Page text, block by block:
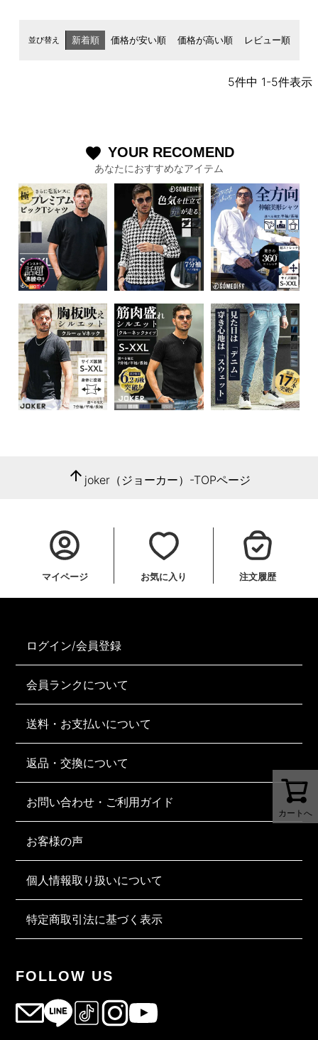
並び替え 新着順 価格が安い順 価格が高い順 レビュー順
5件中 1-5件表示
カートへ
favorite YOUR RECOMEND
あなたにおすすめなアイテム
arrow_upward joker（ジョーカー）-TOPページ
マイページ お気に入り 注文履歴
ログイン/会員登録
会員ランクについて
送料・お支払いについて
返品・交換について
お問い合わせ・ご利用ガイド
お客様の声
個人情報取り扱いについて
特定商取引法に基づく表示
FOLLOW US